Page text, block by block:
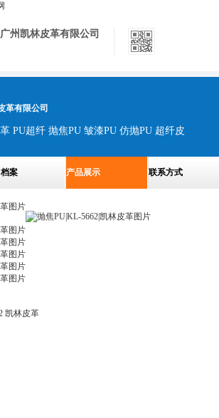
广州凯林皮革有限公司
革有限公司
PU超纤 抛焦PU 皱漆PU 仿抛PU 超纤皮
案 产品展示 联系方式
凯林皮革